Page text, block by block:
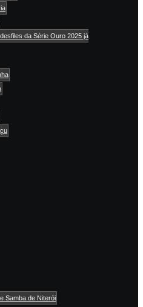
da Série Ouro 2025 já
Samba de Niterói